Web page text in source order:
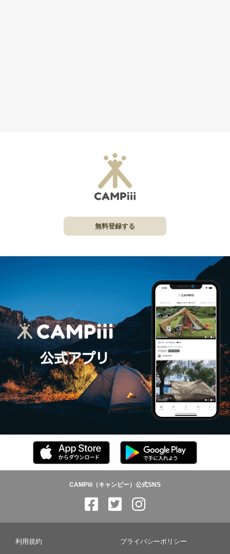
無料登録する
CAMPiii（キャンピー）公式SNS
利用規約 プライバシーポリシー